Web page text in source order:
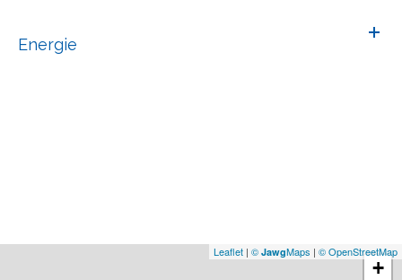
Energie
+
Leaflet | © JawgMaps | © OpenStreetMap